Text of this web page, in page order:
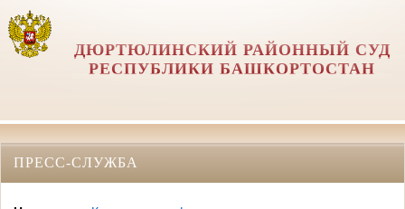
ДЮРТЮЛИНСКИЙ РАЙОННЫЙ СУД
РЕСПУБЛИКИ БАШКОРТОСТАН
ПРЕСС-СЛУЖБА